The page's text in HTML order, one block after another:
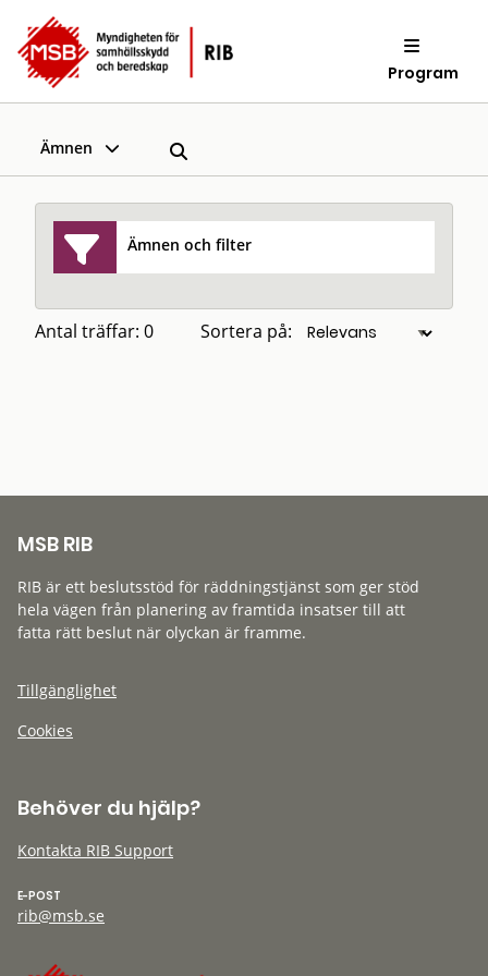
Program
Ämnen
Ämnen och filter
Antal träffar: 0 Sortera på:
MSB RIB
RIB är ett beslutsstöd för räddningstjänst som ger stöd
hela vägen från planering av framtida insatser till att
fatta rätt beslut när olyckan är framme.
Tillgänglighet
Cookies
Behöver du hjälp?
Kontakta RIB Support
E-POST
rib@msb.se